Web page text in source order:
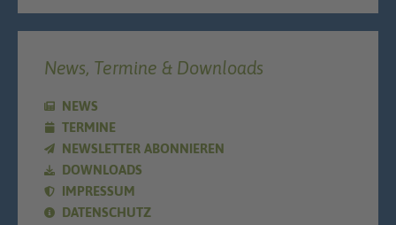
News, Termine & Downloads
NEWS
TERMINE
NEWSLETTER ABONNIEREN
DOWNLOADS
IMPRESSUM
DATENSCHUTZ